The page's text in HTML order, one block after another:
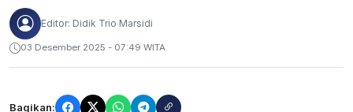
Editor: Didik Trio Marsidi
03 Desember 2025 - 07:49 WITA
Bagikan: